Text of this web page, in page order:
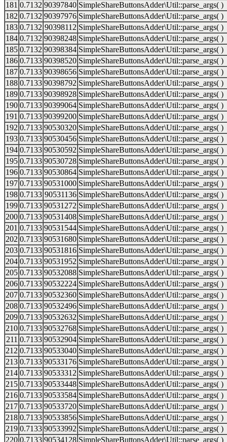
181 0.7132 90397840 SimpleShareButtonsAdder\Util::parse_args( )
182 0.7132 90397976 SimpleShareButtonsAdder\Util::parse_args( )
183 0.7132 90398112 SimpleShareButtonsAdder\Util::parse_args( )
184 0.7132 90398248 SimpleShareButtonsAdder\Util::parse_args( )
185 0.7132 90398384 SimpleShareButtonsAdder\Util::parse_args( )
186 0.7133 90398520 SimpleShareButtonsAdder\Util::parse_args( )
187 0.7133 90398656 SimpleShareButtonsAdder\Util::parse_args( )
188 0.7133 90398792 SimpleShareButtonsAdder\Util::parse_args( )
189 0.7133 90398928 SimpleShareButtonsAdder\Util::parse_args( )
190 0.7133 90399064 SimpleShareButtonsAdder\Util::parse_args( )
191 0.7133 90399200 SimpleShareButtonsAdder\Util::parse_args( )
192 0.7133 90530320 SimpleShareButtonsAdder\Util::parse_args( )
193 0.7133 90530456 SimpleShareButtonsAdder\Util::parse_args( )
194 0.7133 90530592 SimpleShareButtonsAdder\Util::parse_args( )
195 0.7133 90530728 SimpleShareButtonsAdder\Util::parse_args( )
196 0.7133 90530864 SimpleShareButtonsAdder\Util::parse_args( )
197 0.7133 90531000 SimpleShareButtonsAdder\Util::parse_args( )
198 0.7133 90531136 SimpleShareButtonsAdder\Util::parse_args( )
199 0.7133 90531272 SimpleShareButtonsAdder\Util::parse_args( )
200 0.7133 90531408 SimpleShareButtonsAdder\Util::parse_args( )
201 0.7133 90531544 SimpleShareButtonsAdder\Util::parse_args( )
202 0.7133 90531680 SimpleShareButtonsAdder\Util::parse_args( )
203 0.7133 90531816 SimpleShareButtonsAdder\Util::parse_args( )
204 0.7133 90531952 SimpleShareButtonsAdder\Util::parse_args( )
205 0.7133 90532088 SimpleShareButtonsAdder\Util::parse_args( )
206 0.7133 90532224 SimpleShareButtonsAdder\Util::parse_args( )
207 0.7133 90532360 SimpleShareButtonsAdder\Util::parse_args( )
208 0.7133 90532496 SimpleShareButtonsAdder\Util::parse_args( )
209 0.7133 90532632 SimpleShareButtonsAdder\Util::parse_args( )
210 0.7133 90532768 SimpleShareButtonsAdder\Util::parse_args( )
211 0.7133 90532904 SimpleShareButtonsAdder\Util::parse_args( )
212 0.7133 90533040 SimpleShareButtonsAdder\Util::parse_args( )
213 0.7133 90533176 SimpleShareButtonsAdder\Util::parse_args( )
214 0.7133 90533312 SimpleShareButtonsAdder\Util::parse_args( )
215 0.7133 90533448 SimpleShareButtonsAdder\Util::parse_args( )
216 0.7133 90533584 SimpleShareButtonsAdder\Util::parse_args( )
217 0.7133 90533720 SimpleShareButtonsAdder\Util::parse_args( )
218 0.7133 90533856 SimpleShareButtonsAdder\Util::parse_args( )
219 0.7133 90533992 SimpleShareButtonsAdder\Util::parse_args( )
220 0.7133 90534128 SimpleShareButtonsAdder\Util::parse_args( )